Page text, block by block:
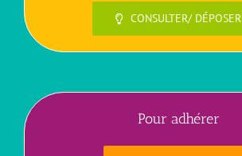
CONSULTER/ DÉPOSER
Pour adhérer